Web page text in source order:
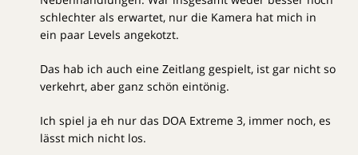
schlechter als erwartet, nur die Kamera hat mich in
ein paar Levels angekotzt.
Das hab ich auch eine Zeitlang gespielt, ist gar nicht so
verkehrt, aber ganz schön eintönig.
Ich spiel ja eh nur das DOA Extreme 3, immer noch, es
lässt mich nicht los.